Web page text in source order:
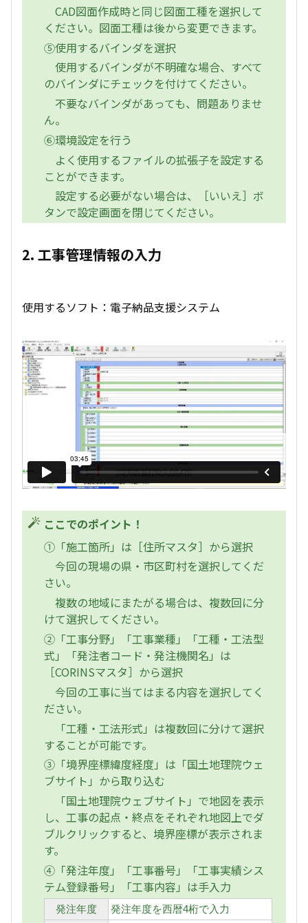
CAD図面作成時と同じ図面工種を選択して
ください。図面工種は後から変更できます。
⑤使用するバインダを選択
使用するバインダが不明確な場合、すべて
のバインダにチェックを付けてください。
不要なバインダがあっても、問題ありませ
ん。
⑥環境設定を行う
よく使用するファイルの拡張子を設定する
ことができます。
設定する必要がない場合は、［いいえ］ボ
タンで設定画面を閉じてください。
2. 工事管理情報の入力
使用するソフト：電子納品支援システム
ここでのポイント！
①「施工箇所」は［住所マスタ］から選択
今回の現場の県・市区町村を選択してくだ
さい。
複数の地域にまたがる場合は、複数回に分
けて選択してください。
②「工事分野」「工事業種」「工種・工法型
式」「発注者コード・発注機関名」は
［CORINSマスタ］から選択
今回の工事に当てはまる内容を選択してく
ださい。
「工種・工法形式」は複数回に分けて選択
することが可能です。
③「境界座標緯度経度」は「国土地理院ウェ
ブサイト」から取り込む
「国土地理院ウェブサイト」で地図を表示
し、工事の起点・終点をそれぞれ地図上でダ
ブルクリックすると、境界座標が表示されま
す。
④「発注年度」「工事番号」「工事実績シス
テム登録番号」「工事内容」は手入力
発注年度 発注年度を西暦4桁で入力